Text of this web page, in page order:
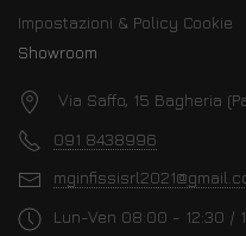
Impostazioni & Policy Cookie
Showroom
Via Saffo, 15 Bagheria
091 8438996
Lun-Ven 08:00 - 12:30 /